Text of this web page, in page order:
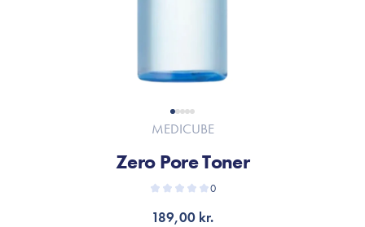
MEDICUBE
Zero Pore Toner
0
189,00 kr.